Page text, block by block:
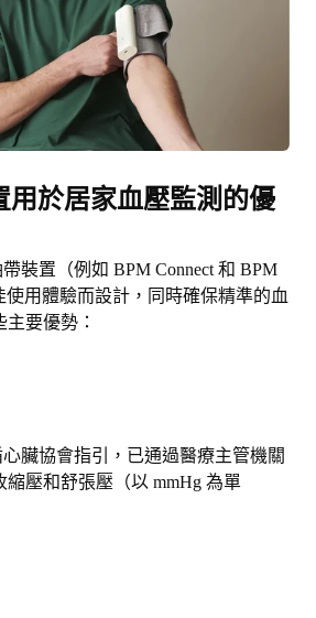
用於居家血壓監測的優
裝置（例如 BPM Connect 和 BPM
使用體驗而設計，同時確保精準的血
主要優勢：
臟協會指引，已通過醫療主管機關
縮壓和舒張壓（以 mmHg 為單